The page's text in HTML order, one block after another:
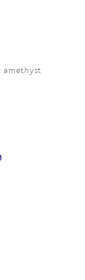
amethyst